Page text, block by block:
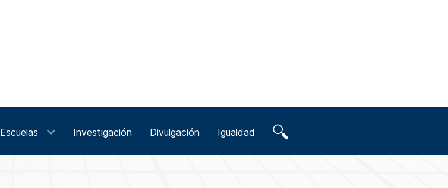
Escuelas Investigación Divulgación Igualdad